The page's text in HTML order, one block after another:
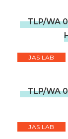
TLP/WA
JAS LAB
TLP/WA
JAS LAB